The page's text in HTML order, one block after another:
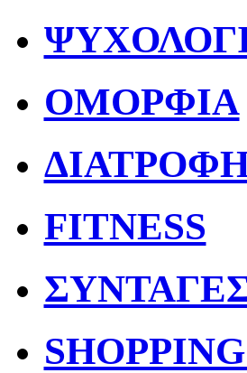
ΟΜΟΡΦΙΑ
FITNESS